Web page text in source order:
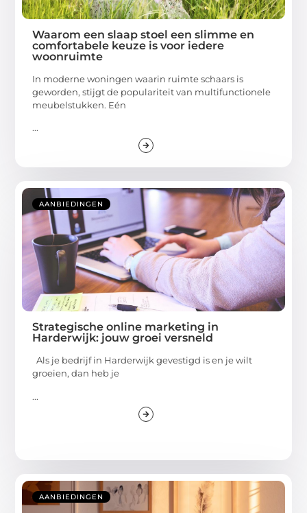
Waarom een slaap stoel een slimme en
comfortabele keuze is voor iedere
woonruimte
In moderne woningen waarin ruimte schaars is
geworden, stijgt de populariteit van multifunctionele
meubelstukken. Eén
...
AANBIEDINGEN
Strategische online marketing in
Harderwijk: jouw groei versneld
Als je bedrijf in Harderwijk gevestigd is en je wilt
groeien, dan heb je
...
AANBIEDINGEN